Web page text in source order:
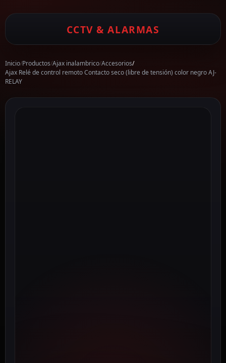
CCTV & ALARMAS
Inicio/Productos/Ajax inalambrico/Accesorios/
Ajax Relé de control remoto Contacto seco (libre de tensión) color negro AJ-
RELAY